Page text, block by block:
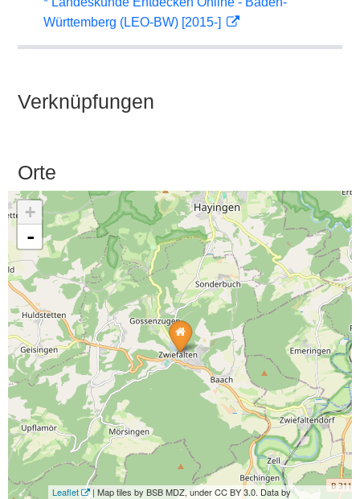
Württemberg (LEO-BW) [2015-]
Verknüpfungen
Orte
+
-
Leaflet
| Map tiles by BSB MDZ, under CC BY 3.0. Data by